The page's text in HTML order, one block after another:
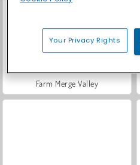
Farm Merge Valley
Your Privacy Rights